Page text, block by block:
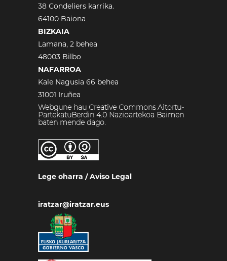
38 Condeliers karrika.
64100 Baiona
BIZKAIA
Lamana, 2 behea
48003 Bilbo
NAFARROA
Kale Nagusia 66 behea
31001 Iruñea
Webgune hau Creative Commons Aitortu-
PartekatuBerdin 4.0 Nazioartekoa Baimen
baten mende dago.
Lege oharra /Aviso Legal
iratzar@iratzar.eus